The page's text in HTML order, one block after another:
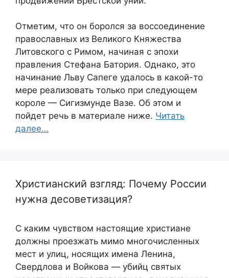
Отметим, что он боролся за воссоединение
православных из Великого Княжества
Литовского с Римом, начиная с эпохи
правления Стефана Батория. Однако, это
начинание Льву Сапеге удалось в какой-то
мере реализовать только при следующем
короле — Сигизмунде Вазе. Об этом и
пойдет речь в материале ниже. Читать
далее…
Христианский взгляд: Почему России
нужна десоветизация?
С каким чувством настоящие христиане
должны проезжать мимо многочисленных
мест и улиц, носящих имена Ленина,
Свердлова и Войкова — убийц святых